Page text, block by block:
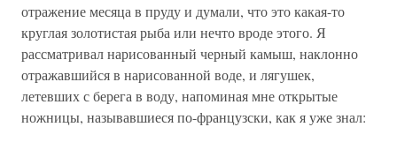
отражение месяца в пруду и думали, что это какая-то
круглая золотистая рыба или нечто вроде этого. Я
рассматривал нарисованный черный камыш, наклонно
отражавшийся в нарисованной воде, и лягушек,
летевших с берега в воду, напоминая мне открытые
ножницы, называвшиеся по-французски, как я уже знал: